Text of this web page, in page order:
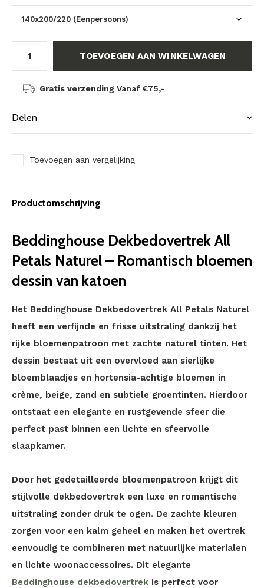
TOEVOEGEN AAN WINKELWAGEN
Gratis verzending Vanaf €75,-
Delen
Toevoegen aan vergelijking
Productomschrijving
Beddinghouse Dekbedovertrek All
Petals Naturel – Romantisch bloemen
dessin van katoen
Het Beddinghouse Dekbedovertrek All Petals Naturel
heeft een verfijnde en frisse uitstraling dankzij het
rijke bloemenpatroon met zachte naturel tinten. Het
dessin bestaat uit een overvloed aan sierlijke
bloemblaadjes en hortensia-achtige bloemen in
crème, beige, zand en subtiele groentinten. Hierdoor
ontstaat een elegante en rustgevende sfeer die
perfect past binnen een lichte en sfeervolle
slaapkamer.
Door het gedetailleerde bloemenpatroon krijgt dit
stijlvolle dekbedovertrek een luxe en romantische
uitstraling zonder druk te ogen. De zachte kleuren
zorgen voor een kalm geheel en maken het overtrek
eenvoudig te combineren met natuurlijke materialen
en lichte woonaccessoires. Dit elegante
Beddinghouse dekbedovertrek is perfect voor